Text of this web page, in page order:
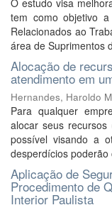
O estudo visa
tem como objetivo a
Relacionados ao
área de Suprimentos
Alocação de
atendimento em
Hernandes, Haroldo
Para qualquer
alocar seus
possível visando a
desperdícios
Aplicação de
Procedimento de
Interior Paulista